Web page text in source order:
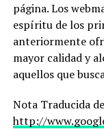
página. Los
espíritu de los
anteriormente
mayor calidad y
aquellos que
Nota Traducida
http://